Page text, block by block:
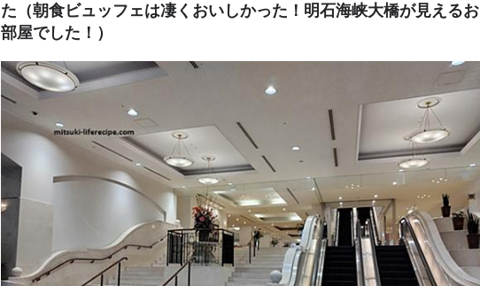
た（朝食ビュッフェは凄くおいしかった！明石海峡大橋が見えるお
部屋でした！）